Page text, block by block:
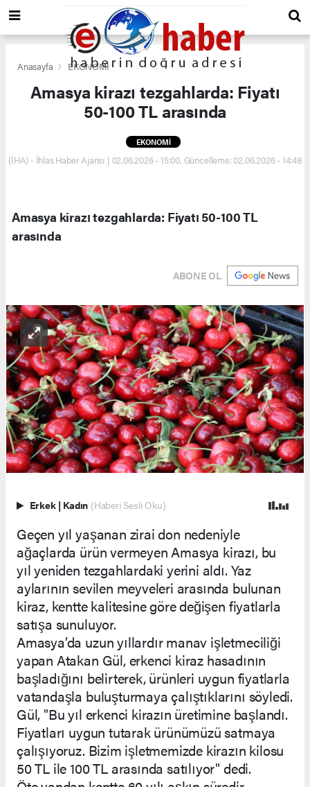
Anasayfa EKONOMİ
Amasya kirazı tezgahlarda: Fiyatı
50-100 TL arasında
EKONOMİ
(İHA) - İhlas Haber Ajansı | 02.06.2026 - 15:00, Güncelleme: 02.06.2026 - 14:48
Amasya kirazı tezgahlarda: Fiyatı 50-100 TL
arasında
ABONE OL
Erkek | Kadın (Haberi Sesli Oku)
Geçen yıl yaşanan zirai don nedeniyle
ağaçlarda ürün vermeyen Amasya kirazı, bu
yıl yeniden tezgahlardaki yerini aldı. Yaz
aylarının sevilen meyveleri arasında bulunan
kiraz, kentte kalitesine göre değişen fiyatlarla
satışa sunuluyor.
Amasya’da uzun yıllardır manav işletmeciliği
yapan Atakan Gül, erkenci kiraz hasadının
başladığını belirterek, ürünleri uygun fiyatlarla
vatandaşla buluşturmaya çalıştıklarını söyledi.
Gül, "Bu yıl erkenci kirazın üretimine başlandı.
Fiyatları uygun tutarak ürünümüzü satmaya
çalışıyoruz. Bizim işletmemizde kirazın kilosu
50 TL ile 100 TL arasında satılıyor" dedi.